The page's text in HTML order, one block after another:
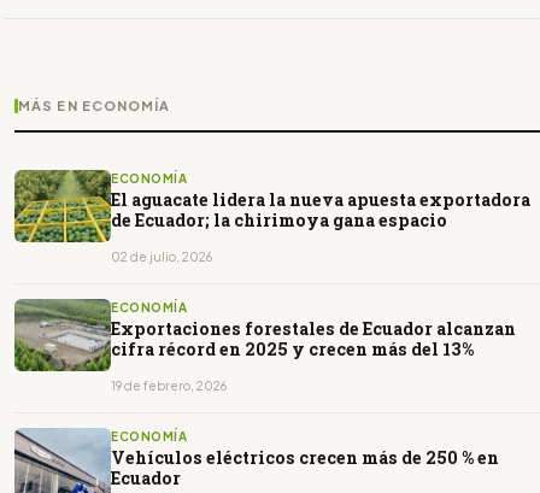
MÁS EN ECONOMÍA
ECONOMÍA
El aguacate lidera la nueva apuesta exportadora
de Ecuador; la chirimoya gana espacio
02 de julio, 2026
ECONOMÍA
Exportaciones forestales de Ecuador alcanzan
cifra récord en 2025 y crecen más del 13%
19 de febrero, 2026
ECONOMÍA
Vehículos eléctricos crecen más de 250 % en
Ecuador